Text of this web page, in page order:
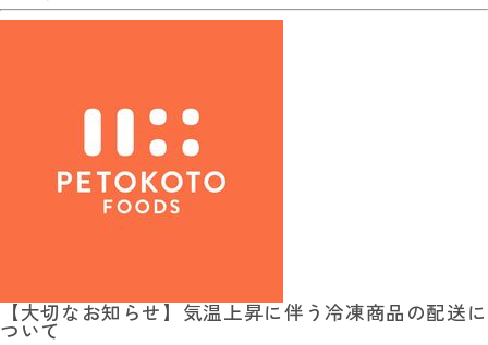
【大切なお知らせ】気温上昇に伴う冷凍商品の配送に
ついて